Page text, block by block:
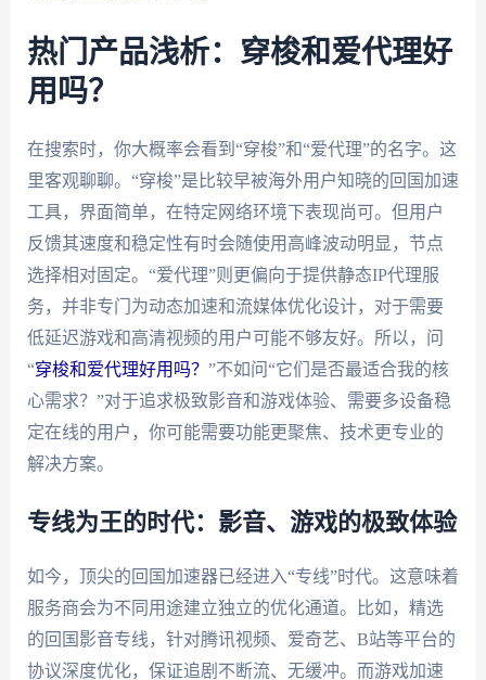
热门产品浅析：穿梭和爱代理好
用吗？
在搜索时，你大概率会看到“穿梭”和“爱代理”的名字。这
里客观聊聊。“穿梭”是比较早被海外用户知晓的回国加速
工具，界面简单，在特定网络环境下表现尚可。但用户
反馈其速度和稳定性有时会随使用高峰波动明显，节点
选择相对固定。“爱代理”则更偏向于提供静态IP代理服
务，并非专门为动态加速和流媒体优化设计，对于需要
低延迟游戏和高清视频的用户可能不够友好。所以，问
“穿梭和爱代理好用吗？ ”不如问“它们是否最适合我的核
心需求？”对于追求极致影音和游戏体验、需要多设备稳
定在线的用户，你可能需要功能更聚焦、技术更专业的
解决方案。
专线为王的时代：影音、游戏的极致体验
如今，顶尖的回国加速器已经进入“专线”时代。这意味着
服务商会为不同用途建立独立的优化通道。比如，精选
的回国影音专线，针对腾讯视频、爱奇艺、B站等平台的
协议深度优化，保证追剧不断流、无缓冲。而游戏加速